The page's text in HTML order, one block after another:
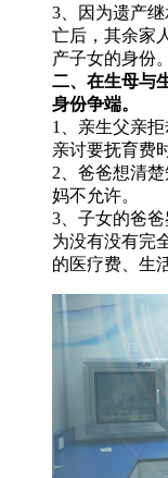
3、因为遗产
亡后，其余家
产子女的身份。
二、在生母与
身份争端。
1、亲生父亲
亲讨要抚育费
2、爸爸想清
妈不允许。
3、子女的爸
为没有没有完
的医疗费、生